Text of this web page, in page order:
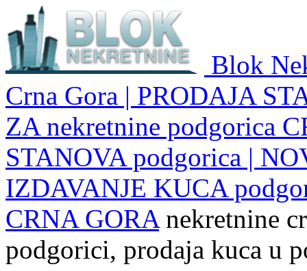
Blok
Crna Gora | PRODAJA
ZA nekretnine podgorica
STANOVA podgorica |
IZDAVANJE KUCA
CRNA GORA nekretnine
podgorici, prodaja kuca u